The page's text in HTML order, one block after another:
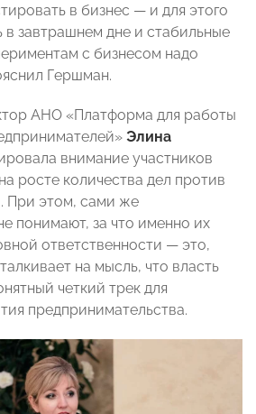
в бизнес — и для этого
в завтрашнем дне и стабильные
с бизнесом надо
Гершман.
АНО «Платформа для работы
Элина
внимание участников
росте количества дел против
При этом, сами же
понимают, за что именно их
ответственности — это,
на мысль, что власть
четкий трек для
предпринимательства.